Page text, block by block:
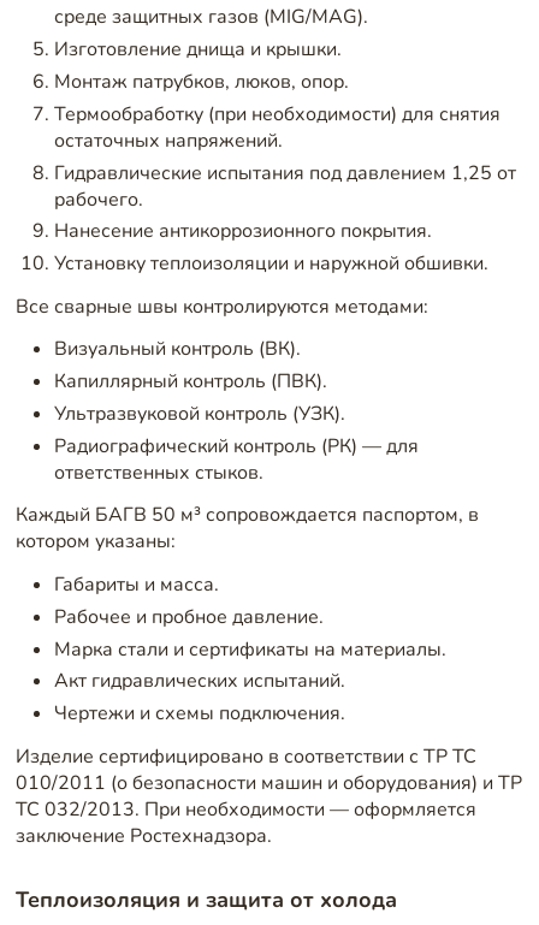
среде защитных газов (MIG/MAG).
Изготовление днища и крышки.
Монтаж патрубков, люков, опор.
Термообработку (при необходимости) для снятия
остаточных напряжений.
Гидравлические испытания под давлением 1,25 от
рабочего.
Нанесение антикоррозионного покрытия.
Установку теплоизоляции и наружной обшивки.
Все сварные швы контролируются методами:
Визуальный контроль (ВК).
Капиллярный контроль (ПВК).
Ультразвуковой контроль (УЗК).
Радиографический контроль (РК) — для
ответственных стыков.
Каждый БАГВ 50 м³ сопровождается паспортом, в
котором указаны:
Габариты и масса.
Рабочее и пробное давление.
Марка стали и сертификаты на материалы.
Акт гидравлических испытаний.
Чертежи и схемы подключения.
Изделие сертифицировано в соответствии с ТР ТС
010/2011 (о безопасности машин и оборудования) и ТР
ТС 032/2013. При необходимости — оформляется
заключение Ростехнадзора.
Теплоизоляция и защита от холода